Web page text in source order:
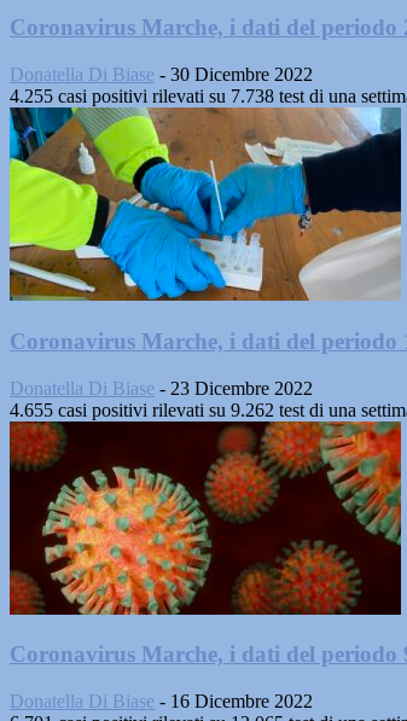
Coronavirus Marche, i dati del periodo
Donatella Di Biase - 30 Dicembre 2022
4.255 casi positivi rilevati su 7.738 test di una
Coronavirus Marche, i dati del periodo
Donatella Di Biase - 23 Dicembre 2022
4.655 casi positivi rilevati su 9.262 test di una
Coronavirus Marche, i dati del periodo
Donatella Di Biase - 16 Dicembre 2022